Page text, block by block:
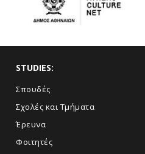
STUDIES:
Σπουδές
Σχολές και Τμήματα
Έρευνα
Φοιτητές